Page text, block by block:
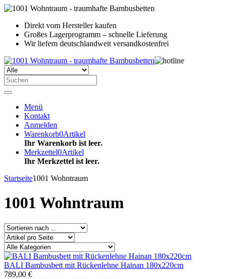
Direkt vom Hersteller kaufen
Großes Lagerprogramm – schnelle Lieferung
Wir liefern deutschlandweit versandkostenfrei
Menü
Kontakt
Anmelden
Warenkorb0Artikel
Ihr Warenkorb ist leer.
Merkzettel0Artikel
Ihr Merkzettel ist leer.
Startseite1001 Wohntraum
1001 Wohntraum
BALI Bambusbett mit Rückenlehne Hainan 180x220cm
789,00 €